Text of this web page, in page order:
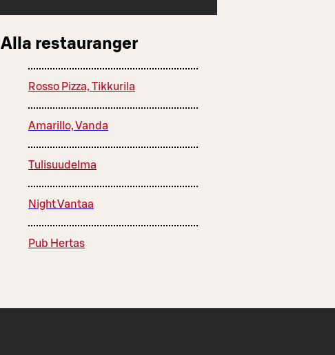
Alla restauranger
Rosso Pizza, Tikkurila
Amarillo, Vanda
Tulisuudelma
Night Vantaa
Pub Hertas